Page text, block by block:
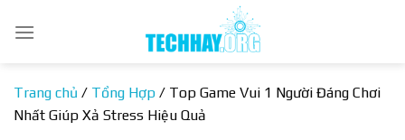
qua
Trang chủ / Tổng Hợp / Top Game Vui 1 Người Đáng Chơi
Nhất Giúp Xả Stress Hiệu Quả